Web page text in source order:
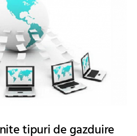
tipuri de gazduire